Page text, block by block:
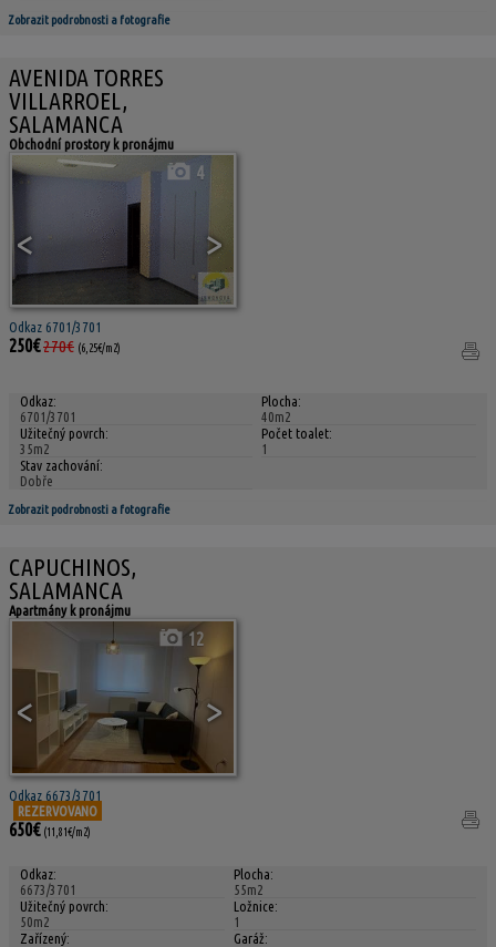
Zobrazit podrobnosti a fotografie
AVENIDA TORRES
VILLARROEL,
SALAMANCA
Obchodní prostory k pronájmu
< >
4
Odkaz 6701/3701
250€270€ (6,25€/m2)
Odkaz:
6701/3701
Plocha:
40m2
Užitečný povrch:
35m2
Počet toalet:
1
Stav zachování:
Dobře
Zobrazit podrobnosti a fotografie
CAPUCHINOS,
SALAMANCA
Apartmány k pronájmu
< >
12
Odkaz 6673/3701
REZERVOVANO
650€ (11,81€/m2)
Odkaz:
6673/3701
Plocha:
55m2
Užitečný povrch:
50m2
Ložnice:
1
Zařízený:
Garáž: